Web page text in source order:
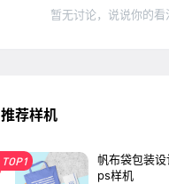
暂无讨论，说说你的看
推荐样机
TOP1
帆布袋包装
ps样机